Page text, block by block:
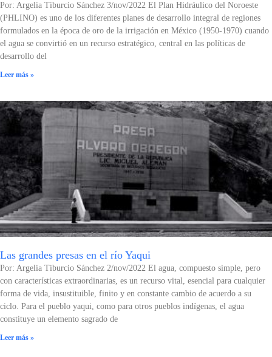
Por: Argelia Tiburcio Sánchez 3/nov/2022 El Plan Hidráulico del Noroeste
(PHLINO) es uno de los diferentes planes de desarrollo integral de regiones
formulados en la época de oro de la irrigación en México (1950-1970) cuando
el agua se convirtió en un recurso estratégico, central en las políticas de
desarrollo del
Leer más »
Las grandes presas en el río Yaqui
Por: Argelia Tiburcio Sánchez 2/nov/2022 El agua, compuesto simple, pero
con características extraordinarias, es un recurso vital, esencial para cualquier
forma de vida, insustituible, finito y en constante cambio de acuerdo a su
ciclo. Para el pueblo yaqui, como para otros pueblos indígenas, el agua
constituye un elemento sagrado de
Leer más »